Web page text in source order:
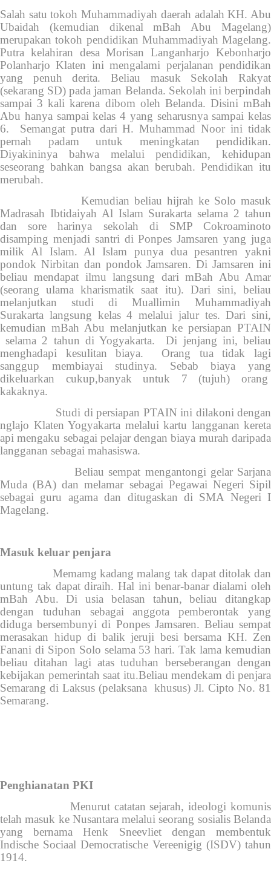
Salah satu tokoh Muhammadiyah daerah adalah KH. Abu
Ubaidah (kemudian dikenal mBah Abu Magelang)
merupakan tokoh pendidikan Muhammadiyah Magelang.
Putra kelahiran desa Morisan Langanharjo Kebonharjo
Polanharjo Klaten ini mengalami perjalanan pendidikan
yang penuh derita. Beliau masuk Sekolah Rakyat
(sekarang SD) pada jaman Belanda. Sekolah ini berpindah
sampai 3 kali karena dibom oleh Belanda. Disini mBah
Abu hanya sampai kelas 4 yang seharusnya sampai kelas
6. Semangat putra dari H. Muhammad Noor ini tidak
pernah padam untuk meningkatan pendidikan.
Diyakininya bahwa melalui pendidikan, kehidupan
seseorang bahkan bangsa akan berubah. Pendidikan itu
merubah.
Kemudian beliau hijrah ke Solo masuk
Madrasah Ibtidaiyah Al Islam Surakarta selama 2 tahun
dan sore harinya sekolah di SMP Cokroaminoto
disamping menjadi santri di Ponpes Jamsaren yang juga
milik Al Islam. Al Islam punya dua pesantren yakni
pondok Nirbitan dan pondok Jamsaren. Di Jamsaren ini
beliau mendapat ilmu langsung dari mBah Abu Amar
(seorang ulama kharismatik saat itu). Dari sini, beliau
melanjutkan studi di Muallimin Muhammadiyah
Surakarta langsung kelas 4 melalui jalur tes. Dari sini,
kemudian mBah Abu melanjutkan ke persiapan PTAIN
selama 2 tahun di Yogyakarta. Di jenjang ini, beliau
menghadapi kesulitan biaya. Orang tua tidak lagi
sanggup membiayai studinya. Sebab biaya yang
dikeluarkan cukup,banyak untuk 7 (tujuh) orang
kakaknya.
Studi di persiapan PTAIN ini dilakoni dengan
nglajo Klaten Yogyakarta melalui kartu langganan kereta
api mengaku sebagai pelajar dengan biaya murah daripada
langganan sebagai mahasiswa.
Beliau sempat mengantongi gelar Sarjana
Muda (BA) dan melamar sebagai Pegawai Negeri Sipil
sebagai guru agama dan ditugaskan di SMA Negeri I
Magelang.
Masuk keluar penjara
Memamg kadang malang tak dapat ditolak dan
untung tak dapat diraih. Hal ini benar-banar dialami oleh
mBah Abu. Di usia belasan tahun, beliau ditangkap
dengan tuduhan sebagai anggota pemberontak yang
diduga bersembunyi di Ponpes Jamsaren. Beliau sempat
merasakan hidup di balik jeruji besi bersama KH. Zen
Fanani di Sipon Solo selama 53 hari. Tak lama kemudian
beliau ditahan lagi atas tuduhan berseberangan dengan
kebijakan pemerintah saat itu.Beliau mendekam di penjara
Semarang di Laksus (pelaksana khusus) Jl. Cipto No. 81
Semarang.
Penghianatan PKI
Menurut catatan sejarah, ideologi komunis
telah masuk ke Nusantara melalui seorang sosialis Belanda
yang bernama Henk Sneevliet dengan membentuk
Indische Sociaal Democratische Vereenigig (ISDV) tahun
1914.